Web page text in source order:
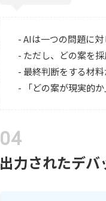
- AIは一つの問題に
- ただし、どの案を
- 最終判断をする材料
- 「どの案が現実的
出力されたデ